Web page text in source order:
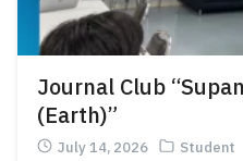
Journal Club
(Earth)”
July 14, 2026 Student